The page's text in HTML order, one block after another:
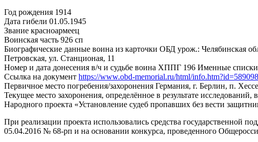
Год рождения 1914
Дата гибели 01.05.1945
Звание красноармеец
Воинская часть 926 сп
Биографические данные воина из карточки ОБД урож.: Челябинская
Петровская, ул. Станционая, 11
Номер и дата донесения в/ч и судьбе воина ХППГ 196 Именные
Ссылка на документ https://www.obd-memorial.ru/html/
Первичное место погребения/захоронения Германия, г. Берлин, п.
Текущее место захоронения, определённое в результате исследований,
Народного проекта «Установление судеб пропавших без вести
При реализации проекта использовались средства государственной
05.04.2016 № 68-рп и на основании конкурса, проведенного